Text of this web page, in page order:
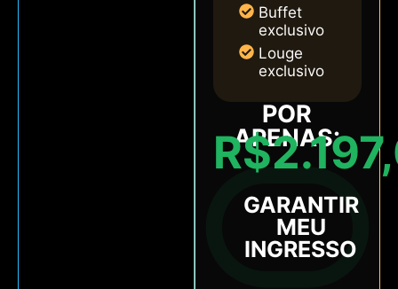
Buffet
exclusivo
Louge
exclusivo
POR
APENAS:
GARANTIR
MEU
INGRESSO